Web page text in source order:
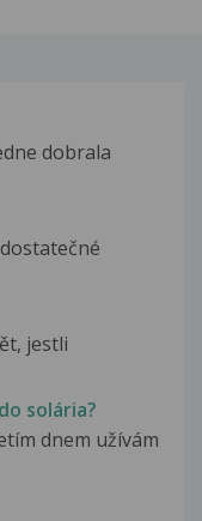
dobrala
jestli
solária?
dnem užívám